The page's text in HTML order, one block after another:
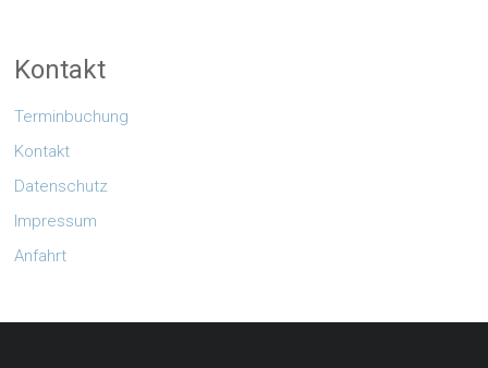
Kontakt
Terminbuchung
Kontakt
Datenschutz
Impressum
Anfahrt